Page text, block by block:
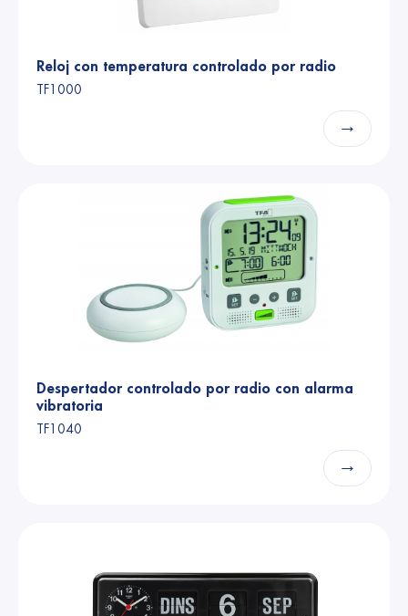
Reloj con temperatura controlado por radio
TF1000
→
Despertador controlado por radio con alarma
vibratoria
TF1040
→